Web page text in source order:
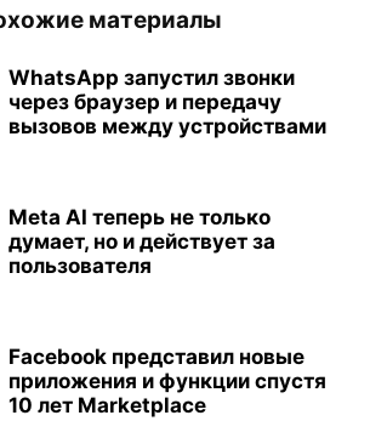
материалы
WhatsApp запустил звонки
через браузер и передачу
вызовов между устройствами
Meta AI теперь не только
думает, но и действует за
пользователя
Facebook представил новые
приложения и функции спустя
10 лет Marketplace